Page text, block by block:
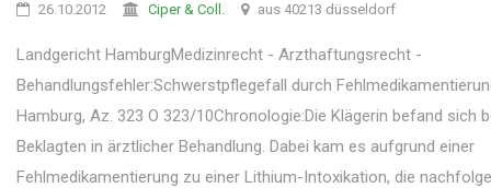
26.10.2012 Ciper & Coll. aus 40213 düsseldorf
Landgericht HamburgMedizinrecht - Arzthaftungsrecht -
Behandlungsfehler:Schwerstpflegefall durch
Hamburg, Az. 323 O 323/10Chronologie:Die Klägerin befand sich
Beklagten in ärztlicher Behandlung. Dabei kam es aufgrund einer
Fehlmedikamentierung zu einer Lithium-Intoxikation, die